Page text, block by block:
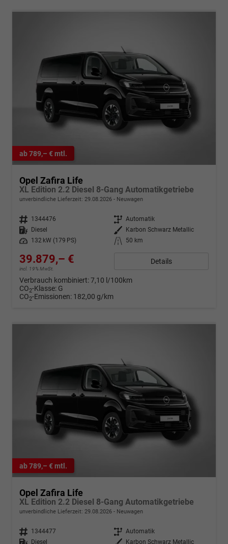
ab 789,– € mtl.
Opel Zafira Life
XL Edition 2.2 Diesel 8-Gang Automatikgetriebe
unverbindliche Lieferzeit: 29.08.2026 Neuwagen
Fahrzeugnr. 1344476 Getriebe Automatik
Kraftstoff
Diesel Außenfarbe
Karbon Schwarz Metallic
Leistung
132 kW (179 PS) Kilometerstand 50 km
39.879,– €
incl. 19% MwSt.
Details
Verbrauch kombiniert:7,10 l/100km
CO2-Klasse: G
CO2-Emissionen: 182,00 g/km
ab 789,– € mtl.
Opel Zafira Life
XL Edition 2.2 Diesel 8-Gang Automatikgetriebe
unverbindliche Lieferzeit: 29.08.2026 Neuwagen
Fahrzeugnr. 1344477 Getriebe Automatik
Kraftstoff
Diesel Außenfarbe Karbon Schwarz Metallic